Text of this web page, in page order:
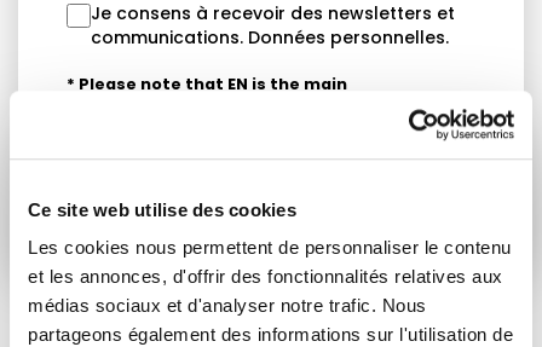
Ce site web utilise des cookies
Les cookies nous permettent de personnaliser le contenu
et les annonces, d'offrir des fonctionnalités relatives aux
médias sociaux et d'analyser notre trafic. Nous
partageons également des informations sur l'utilisation de
Je consens à recevoir des newsletters et
communications. Données personnelles.
* Please note that EN is the main